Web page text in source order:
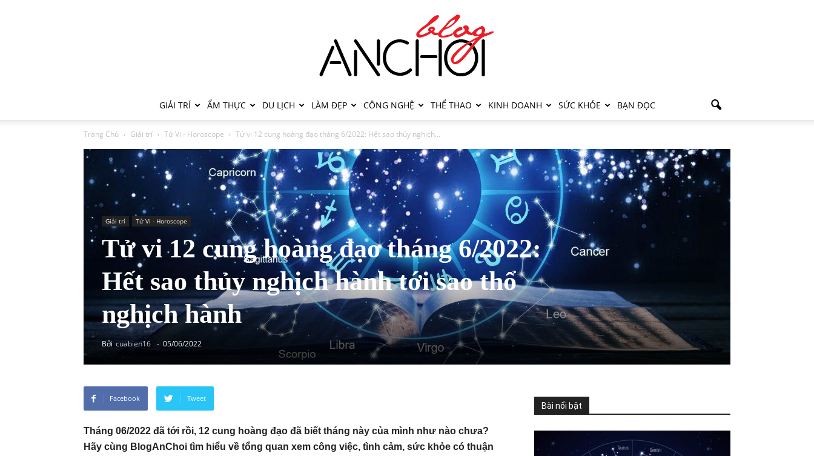
GIẢI TRÍ ẨM THỰC DU LỊCH LÀM ĐẸP CÔNG NGHỆ THỂ THAO KINH DOANH SỨC KHỎE BẠN ĐỌC
Trang Chủ Giải trí Tử Vi - Horoscope Tử vi 12 cung hoàng đạo tháng 6/2022: Hết sao thủy nghịch...
Giải trí Tử Vi - Horoscope
Tử vi 12 cung hoàng đạo tháng 6/2022:
Hết sao thủy nghịch hành tới sao thổ
nghịch hành
Bởi cuabien16 - 05/06/2022
Facebook Tweet
Tháng 06/2022 đã tới rồi, 12 cung hoàng đạo đã biết tháng này của mình như nào chưa?
Hãy cùng BlogAnChoi tìm hiểu về tổng quan xem công việc, tình cảm, sức khỏe có thuận
Bài nổi bật